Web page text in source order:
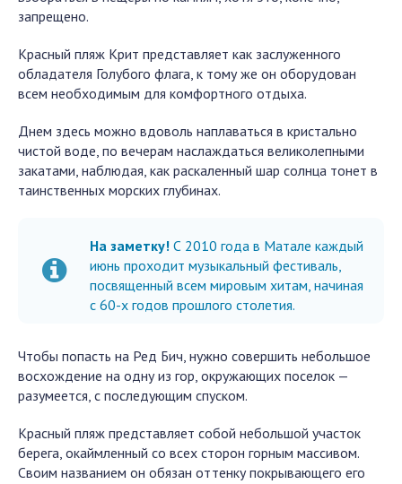
запрещено.
Красный пляж Крит представляет как заслуженного
обладателя Голубого флага, к тому же он оборудован
всем необходимым для комфортного отдыха.
Днем здесь можно вдоволь наплаваться в кристально
чистой воде, по вечерам наслаждаться великолепными
закатами, наблюдая, как раскаленный шар солнца тонет в
таинственных морских глубинах.
На заметку! С 2010 года в Матале каждый
июнь проходит музыкальный фестиваль,
посвященный всем мировым хитам, начиная
с 60-х годов прошлого столетия.
Чтобы попасть на Ред Бич, нужно совершить небольшое
восхождение на одну из гор, окружающих поселок —
разумеется, с последующим спуском.
Красный пляж представляет собой небольшой участок
берега, окаймленный со всех сторон горным массивом.
Своим названием он обязан оттенку покрывающего его